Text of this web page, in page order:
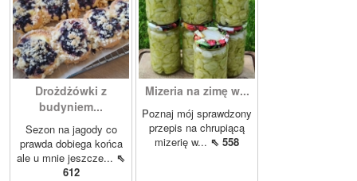
Drożdżówki z
budyniem...
Sezon na jagody co
prawda dobiega końca
ale u mnie jeszcze... ⇖
612
Mizeria na zimę w...
Poznaj mój sprawdzony
przepis na chrupiącą
mizerię w... ⇖ 558